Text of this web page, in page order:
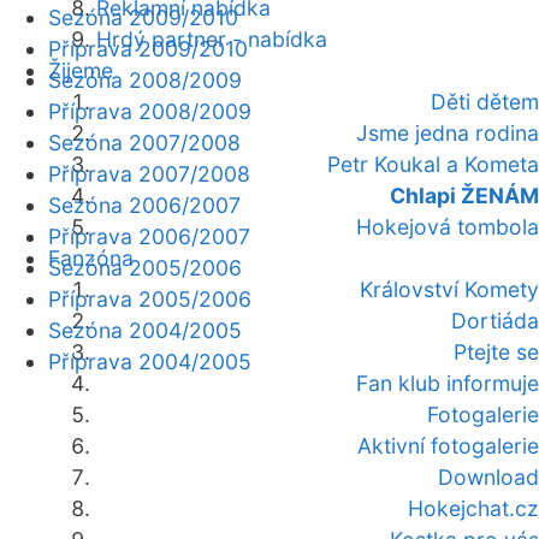
Reklamní nabídka
Hrdý partner - nabídka
Žijeme
Děti dětem
Jsme jedna rodina
Petr Koukal a Kometa
Chlapi ŽENÁM
Hokejová tombola
Fanzóna
Království Komety
Dortiáda
Ptejte se
Fan klub informuje
Fotogalerie
Aktivní fotogalerie
Download
Hokejchat.cz
Sezóna 2009/2010
Příprava 2009/2010
Sezóna 2008/2009
Příprava 2008/2009
Sezóna 2007/2008
Příprava 2007/2008
Sezóna 2006/2007
Příprava 2006/2007
Sezóna 2005/2006
Příprava 2005/2006
Sezóna 2004/2005
Příprava 2004/2005